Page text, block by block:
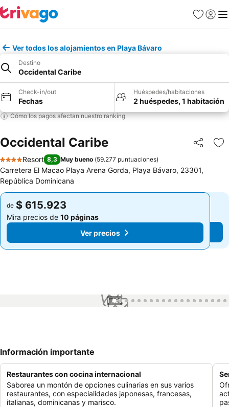
Favoritos
Iniciar
Ver todos los alojamientos en Playa Bávaro
Destino
Occidental Caribe
Check-in/out
Fechas
Huéspedes/habitaciones
2 huéspedes, 1 habitación
Cómo los pagos afectan nuestro ranking
Occidental Caribe Compartir
4 Estrellas
Resort 8,3 Muy bueno (59.277 puntuaciones)
Carretera El Macao Playa Arena Gorda, Playa Bávaro, 23301,
República Dominicana
de $ 615.923
Mira precios de 10 páginas
Ver precios
de $ 615.923
Mira precios de 10 páginas
Ver precios
1 / 99
Información importante
Restaurantes con cocina internacional
Saborea un montón de opciones culinarias en sus varios
restaurantes, con especialidades japonesas, francesas,
italianas, dominicanas y marisco.